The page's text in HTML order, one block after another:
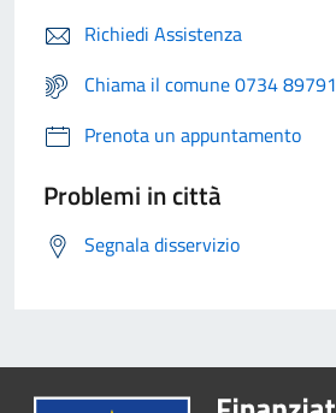
Richiedi Assistenza
Chiama il comune 0734 89791
Prenota un appuntamento
Problemi in città
Segnala disservizio